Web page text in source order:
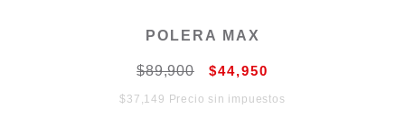
POLERA MAX
$89,900 $44,950
$37,149 Precio sin impuestos